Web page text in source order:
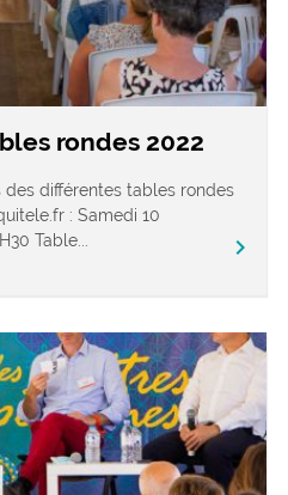
rondes 2022
des différentes tables rondes
: Samedi 10
Table...
chevron_right